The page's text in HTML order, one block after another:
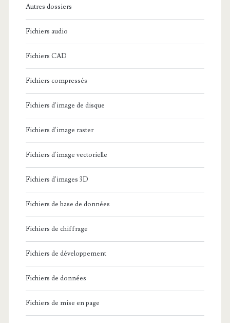
Autres dossiers
Fichiers audio
Fichiers CAD
Fichiers compressés
Fichiers d'image de disque
Fichiers d'image raster
Fichiers d'image vectorielle
Fichiers d'images 3D
Fichiers de base de données
Fichiers de chiffrage
Fichiers de développement
Fichiers de données
Fichiers de mise en page